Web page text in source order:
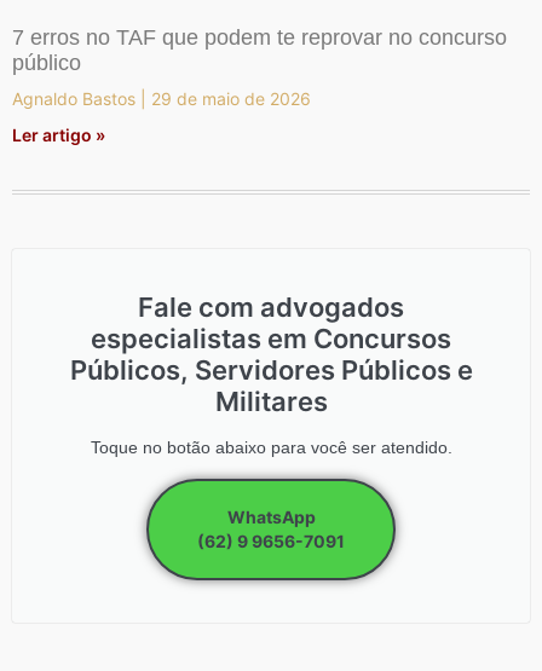
7 erros no TAF que podem te reprovar no concurso
público
Agnaldo Bastos
29 de maio de 2026
Ler artigo »
Fale com advogados
especialistas em Concursos
Públicos, Servidores Públicos e
Militares
Toque no botão abaixo para você ser atendido.
WhatsApp
(62) 9 9656-7091